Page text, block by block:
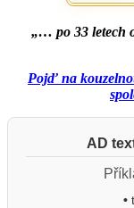
„… po 33 letech
Pojď na
AD
•